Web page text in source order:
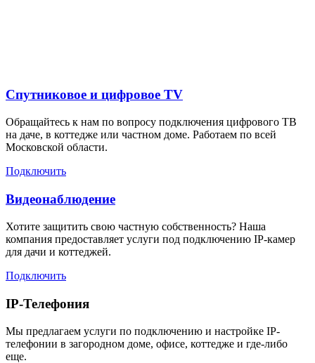
Спутниковое и цифровое TV
Обращайтесь к нам по вопросу подключения цифрового ТВ
на даче, в коттедже или частном доме. Работаем по всей
Московской области.
Подключить
Видеонаблюдение
Хотите защитить свою частную собственность? Наша
компания предоставляет услуги под подключению IP-камер
для дачи и коттеджей.
Подключить
IP-Телефония
Мы предлагаем услуги по подключению и настройке IP-
телефонии в загородном доме, офисе, коттедже и где-либо
еще.